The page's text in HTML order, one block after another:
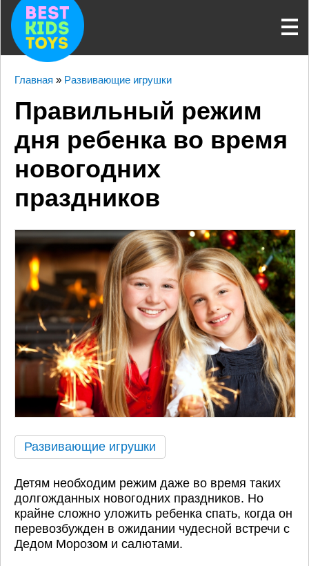
Главная » Развивающие игрушки
Правильный режим
дня ребенка во время
новогодних
праздников
Развивающие игрушки
Детям необходим режим даже во время таких
долгожданных новогодних праздников. Но
крайне сложно уложить ребенка спать, когда он
перевозбужден в ожидании чудесной встречи с
Дедом Морозом и салютами.